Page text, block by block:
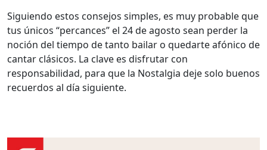
Siguiendo estos consejos simples, es muy probable que
tus únicos “percances” el 24 de agosto sean perder la
noción del tiempo de tanto bailar o quedarte afónico de
cantar clásicos. La clave es disfrutar con
responsabilidad, para que la Nostalgia deje solo buenos
recuerdos al día siguiente.